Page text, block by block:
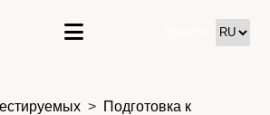
Подготовка к